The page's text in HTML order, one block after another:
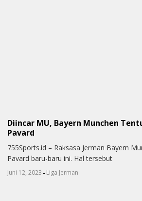
Diincar MU, Bayern Munchen
Pavard
755Sports.id – Raksasa Jerman Bayern
Pavard baru-baru ini. Hal tersebut
Juni 12, 2023 - Liga Jerman